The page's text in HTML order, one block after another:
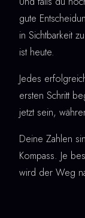
gute
in Sichtbarkeit
ist heute.
Jedes
ersten Schritt
jetzt sein,
Deine Zahlen
Kompass. Je
wird der Weg